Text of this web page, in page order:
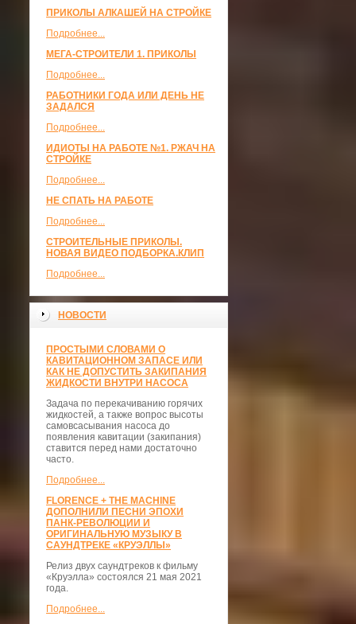
ПРИКОЛЫ АЛКАШЕЙ НА СТРОЙКЕ
Подробнее...
МЕГА-СТРОИТЕЛИ 1. ПРИКОЛЫ
Подробнее...
РАБОТНИКИ ГОДА ИЛИ ДЕНЬ НЕ
ЗАДАЛСЯ
Подробнее...
ИДИОТЫ НА РАБОТЕ №1. РЖАЧ НА
СТРОЙКЕ
Подробнее...
НЕ СПАТЬ НА РАБОТЕ
Подробнее...
СТРОИТЕЛЬНЫЕ ПРИКОЛЫ.
НОВАЯ ВИДЕО ПОДБОРКА.КЛИП
Подробнее...
НОВОСТИ
ПРОСТЫМИ СЛОВАМИ О
КАВИТАЦИОННОМ ЗАПАСЕ ИЛИ
КАК НЕ ДОПУСТИТЬ ЗАКИПАНИЯ
ЖИДКОСТИ ВНУТРИ НАСОСА
Задача по перекачиванию горячих
жидкостей, а также вопрос высоты
самовсасывания насоса до
появления кавитации (закипания)
ставится перед нами достаточно
часто.
Подробнее...
FLORENCE + THE MACHINE
ДОПОЛНИЛИ ПЕСНИ ЭПОХИ
ПАНК-РЕВОЛЮЦИИ И
ОРИГИНАЛЬНУЮ МУЗЫКУ В
САУНДТРЕКЕ «КРУЭЛЛЫ»
Релиз двух саундтреков к фильму
«Круэлла» состоялся 21 мая 2021
года.
Подробнее...